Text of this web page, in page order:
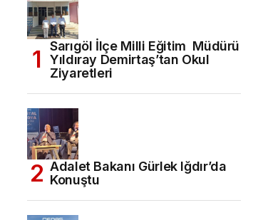
Sarıgöl İlçe Milli Eğitim Müdürü
Yıldıray Demirtaş’tan Okul
Ziyaretleri
Adalet Bakanı Gürlek Iğdır’da
Konuştu